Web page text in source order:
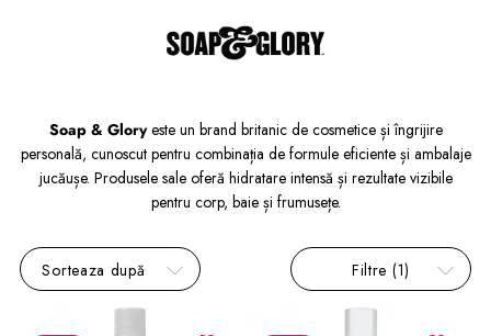
Soap & Gloryeste un brand britanic de cosmetice și îngrijire
personală, cunoscut pentru combinația de formule eficiente și ambalaje
jucăușe. Produsele sale oferă hidratare intensă și rezultate vizibile
pentru corp, baie și frumusețe.
Sorteaza după Filtre (1)